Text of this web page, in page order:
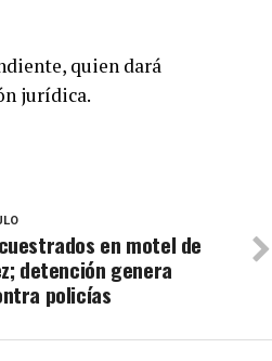
quien dará
jurídica.
en motel de
detención genera
policías